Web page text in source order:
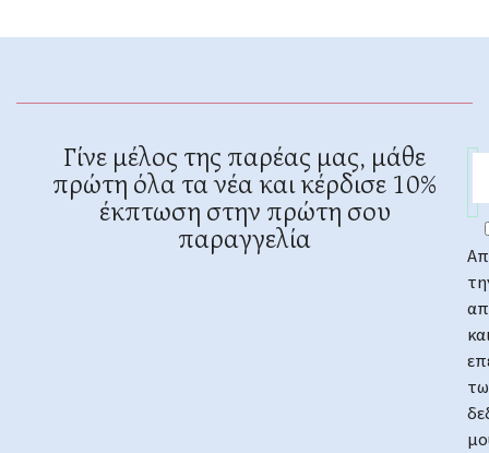
Γίνε μέλος της παρέας μας, μάθε
πρώτη όλα τα νέα και κέρδισε 10%
έκπτωση στην πρώτη σου
παραγγελία